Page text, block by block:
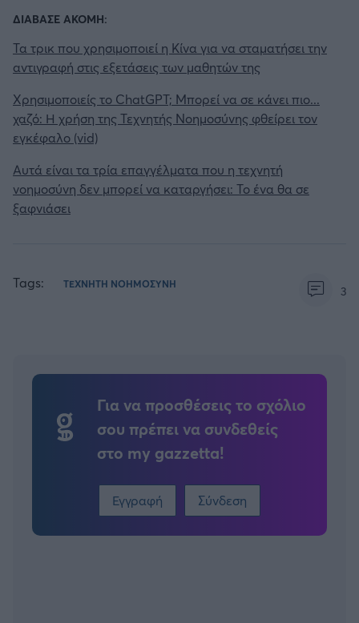
ΔΙΑΒΑΣΕ ΑΚΟΜΗ:
Τα τρικ που χρησιμοποιεί η Κίνα για να σταματήσει την
αντιγραφή στις εξετάσεις των μαθητών της
Χρησιμοποιείς το ChatGPT; Μπορεί να σε κάνει πιο...
χαζό: Η χρήση της Τεχνητής Νοημοσύνης φθείρει τον
εγκέφαλο (vid)
Αυτά είναι τα τρία επαγγέλματα που η τεχνητή
νοημοσύνη δεν μπορεί να καταργήσει: Το ένα θα σε
ξαφνιάσει
Tags: ΤΕΧΝΗΤΗ ΝΟΗΜΟΣΥΝΗ 3
Για να προσθέσεις το σχόλιο
σου πρέπει να συνδεθείς
στο my gazzetta!
Εγγραφή Σύνδεση